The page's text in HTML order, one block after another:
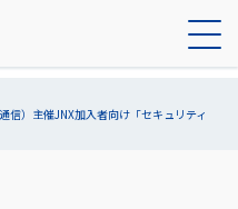
）主催JNX加入者向け「セキュリティ